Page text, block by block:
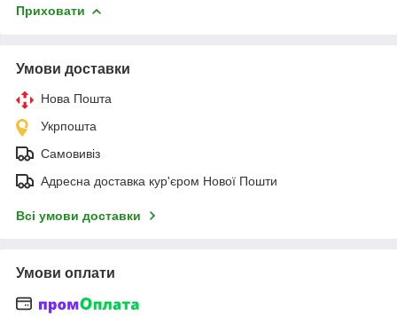
Приховати
Умови доставки
Нова Пошта
Укрпошта
Самовивіз
Адресна доставка кур'єром Нової Пошти
Всі умови доставки
Умови оплати